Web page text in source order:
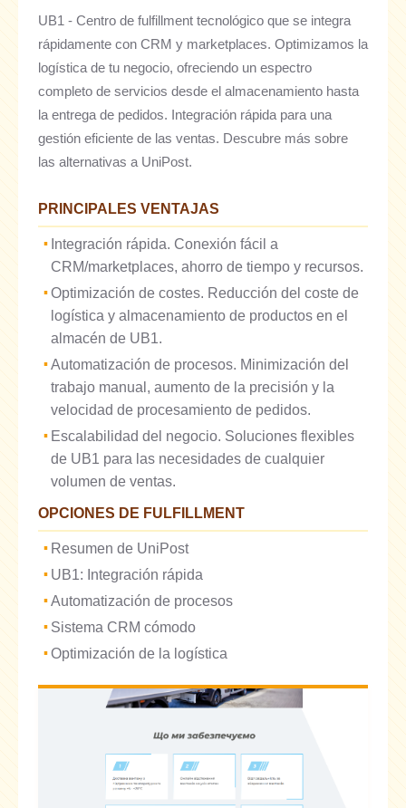
UB1 - Centro de fulfillment tecnológico que se integra
rápidamente con CRM y marketplaces. Optimizamos la
logística de tu negocio, ofreciendo un espectro
completo de servicios desde el almacenamiento hasta
la entrega de pedidos. Integración rápida para una
gestión eficiente de las ventas. Descubre más sobre
las alternativas a UniPost.
PRINCIPALES VENTAJAS
Integración rápida. Conexión fácil a
CRM/marketplaces, ahorro de tiempo y recursos.
Optimización de costes. Reducción del coste de
logística y almacenamiento de productos en el
almacén de UB1.
Automatización de procesos. Minimización del
trabajo manual, aumento de la precisión y la
velocidad de procesamiento de pedidos.
Escalabilidad del negocio. Soluciones flexibles
de UB1 para las necesidades de cualquier
volumen de ventas.
OPCIONES DE FULFILLMENT
Resumen de UniPost
UB1: Integración rápida
Automatización de procesos
Sistema CRM cómodo
Optimización de la logística